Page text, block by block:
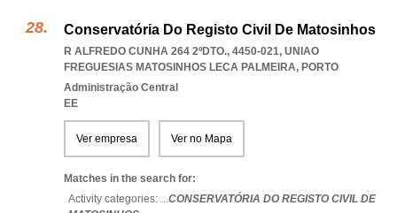
Conservatória Do Registo Civil De Matosinhos
R ALFREDO CUNHA 264 2ºDTO., 4450-021, UNIAO
FREGUESIAS MATOSINHOS LECA PALMEIRA, PORTO
Administração Central
EE
Ver empresa Ver no Mapa
Matches in the search for:
Activity categories: ...CONSERVATÓRIA DO REGISTO CIVIL DE